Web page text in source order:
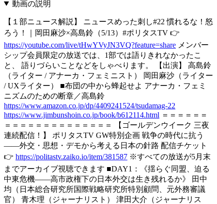
動画の説明
【１部ニュース解説】 ニュースめった刺し#22 慣れるな！怒
ろう！｜岡田麻沙×高島鈴（5/13）#ポリタスTV 👉
https://youtube.com/live/tHwYVyJN3VQ?feature=share メンバー
シップ会員限定の放送では、1部では語りきれなかったこ
と、 語りづらいことなどをしゃべります。 【出演】 高島鈴
（ライター / アナーカ・フェミニスト） 岡田麻沙（ライター
/ UXライター） ■布団の中から蜂起せよ アナーカ・フェミ
ニズムのための断章／高島鈴
https://www.amazon.co.jp/dp/4409241524/tsudamag-22
https://www.jimbunshoin.co.jp/book/b612114.html ＝＝＝＝＝＝
＝＝＝＝＝＝＝＝＝＝＝＝＝＝ 【ゴールデンウイーク 三夜
連続配信！】 ポリタスTV GW特別企画 戦争の時代に抗う
――外交・思想・デモから考える日本の針路 配信チケット
👉 https://politastv.zaiko.io/item/381587 ※すべての放送が5月末
までアーカイブ視聴できます ■DAY1：《揺らぐ同盟、迫る
中東危機――高市政権下の日本外交は生き残れるか》 田中
均（日本総合研究所国際戦略研究所特別顧問、元外務審議
官） 青木理（ジャーナリスト） 津田大介（ジャーナリス